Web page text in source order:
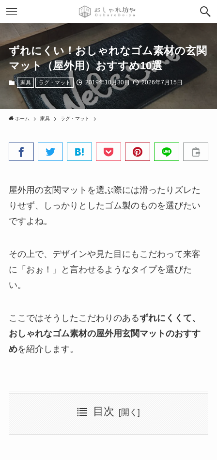
ずれにくい！おしゃれなゴム素材の玄関
マット（屋外用）おすすめ10選
家具 ラグ・マット 2019年10月30日 2026年7月15日
ホーム 家具 ラグ・マット
屋外用の玄関マットを選ぶ際には滑ったりズレた
りせず、しっかりとしたゴム製のものを選びたい
ですよね。
その上で、デザインや見た目にもこだわって来客
に「おぉ！」と言わせるようなタイプを選びた
い。
ここではそうしたこだわりのあるずれにくくて、
おしゃれなゴム素材の屋外用玄関マットのおすす
めを紹介します。
目次